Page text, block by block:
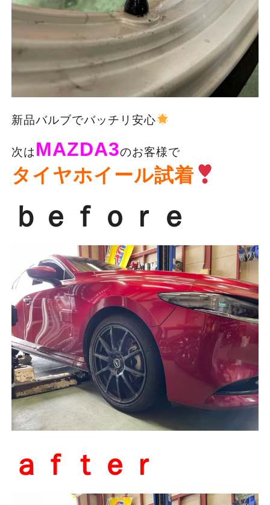
新品バルブでバッチリ安心
次はMAZDA3のお客様で
タイヤホイール試着
ｂｅｆｏｒｅ
ａｆｔｅｒ